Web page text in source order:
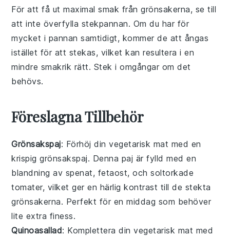
För att få ut maximal smak frångrönsakerna, se till
att inte överfylla stekpannan. Om du har för
mycket i pannan samtidigt, kommer de att ångas
istället för att stekas, vilket kan resultera i en
mindre smakrik rätt. Stek i omgångar om det
behövs.
Föreslagna Tillbehör
Grönsakspaj: Förhöj dinvegetarisk mat med en
krispiggrönsakspaj. Denna paj är fylld med en
blandning av spenat, fetaost, ochsoltorkade
tomater, vilket ger en härlig kontrast till de stekta
grönsakerna. Perfekt för enmiddag som behöver
lite extra finess.
Quinoasallad: Komplettera dinvegetarisk mat med